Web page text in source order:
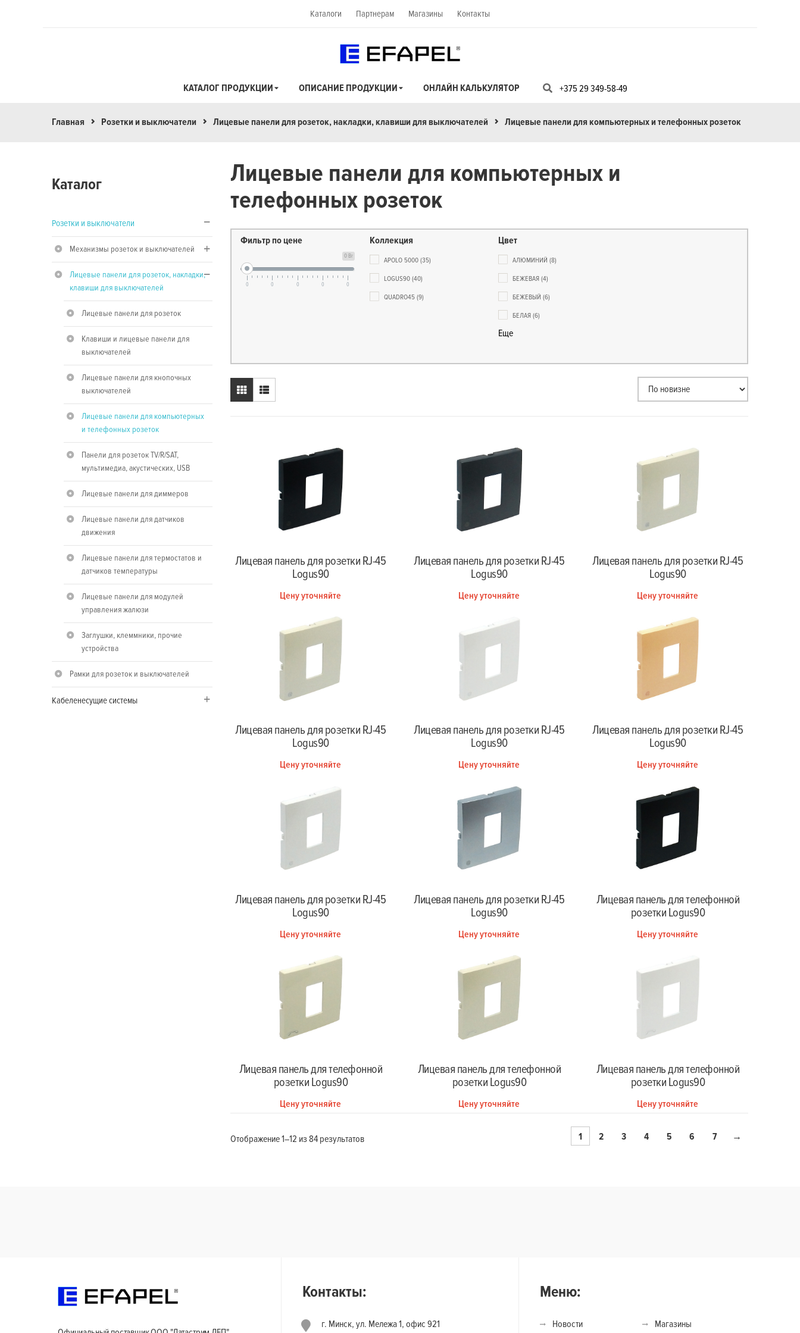
Каталоги Партнерам Магазины Контакты
КАТАЛОГ ПРОДУКЦИИ ОПИСАНИЕ ПРОДУКЦИИ ОНЛАЙН КАЛЬКУЛЯТОР +375 29 349-58-49
Главная Розетки и выключатели Лицевые панели для розеток, накладки, клавиши для выключателей Лицевые панели для компьютерных и телефонных розеток
Каталог
Розетки и выключатели
Механизмы розеток и выключателей
Лицевые панели для розеток, накладки,
клавиши для выключателей
Лицевые панели для розеток
Клавиши и лицевые панели для
выключателей
Лицевые панели для кнопочных
выключателей
Лицевые панели для компьютерных
и телефонных розеток
Панели для розеток TV/R/SAT,
мультимедиа, акустических, USB
Лицевые панели для диммеров
Лицевые панели для датчиков
движения
Лицевые панели для термостатов и
датчиков температуры
Лицевые панели для модулей
управления жалюзи
Заглушки, клеммники, прочие
устройства
Рамки для розеток и выключателей
Кабеленесущие системы
Лицевые панели для компьютерных и
телефонных розеток
Фильтр по цене
0 Br
0 0 0 0 0
Коллекция
APOLO 5000 (35)
LOGUS90 (40)
QUADRO45 (9)
Цвет
АЛЮМИНИЙ (8)
БЕЖЕВАЯ (4)
БЕЖЕВЫЙ (6)
БЕЛАЯ (6)
Еще
Лицевая панель для розетки RJ-45
Logus90
Цену уточняйте
Лицевая панель для розетки RJ-45
Logus90
Цену уточняйте
Лицевая панель для розетки RJ-45
Logus90
Цену уточняйте
Лицевая панель для розетки RJ-45
Logus90
Цену уточняйте
Лицевая панель для розетки RJ-45
Logus90
Цену уточняйте
Лицевая панель для розетки RJ-45
Logus90
Цену уточняйте
Лицевая панель для розетки RJ-45
Logus90
Цену уточняйте
Лицевая панель для розетки RJ-45
Logus90
Цену уточняйте
Лицевая панель для телефонной
розетки Logus90
Цену уточняйте
Лицевая панель для телефонной
розетки Logus90
Цену уточняйте
Лицевая панель для телефонной
розетки Logus90
Цену уточняйте
Лицевая панель для телефонной
розетки Logus90
Цену уточняйте
1 2 3 4 5 6 7 →
Отображение 1–12 из 84 результатов
Контакты:
г. Минск, ул. Мележа 1, офис 921
Меню:
Новости Магазины